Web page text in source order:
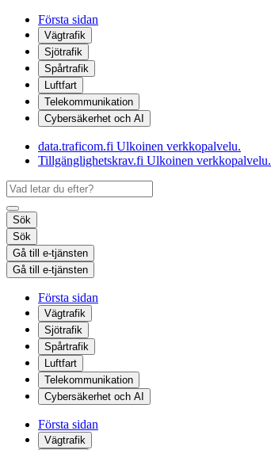
Första sidan
Vägtrafik
Sjötrafik
Spårtrafik
Luftfart
Telekommunikation
Cybersäkerhet och AI
data.traficom.fi Ulkoinen verkkopalvelu.
Tillgänglighetskrav.fi Ulkoinen verkkopalvelu.
Sök
Sök
Gå till e-tjänsten
Gå till e-tjänsten
Första sidan
Vägtrafik
Sjötrafik
Spårtrafik
Luftfart
Telekommunikation
Cybersäkerhet och AI
Första sidan
Vägtrafik